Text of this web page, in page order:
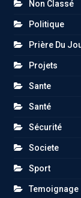
Non Classé
Politique
Prière Du
Projets
Sante
Santé
Sécurité
Societe
Sport
Temoignage